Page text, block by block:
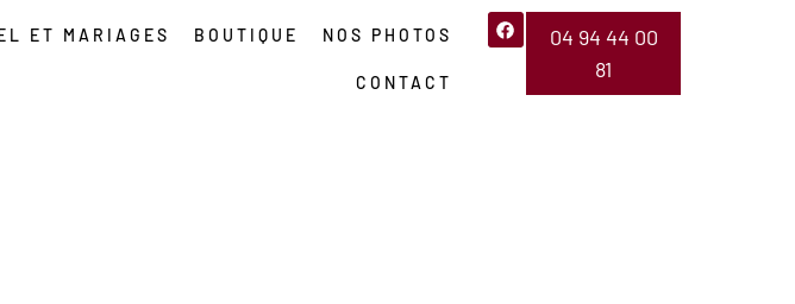
ET MARIAGES BOUTIQUE NOS PHOTOS
CONTACT
04 94 44 00
81